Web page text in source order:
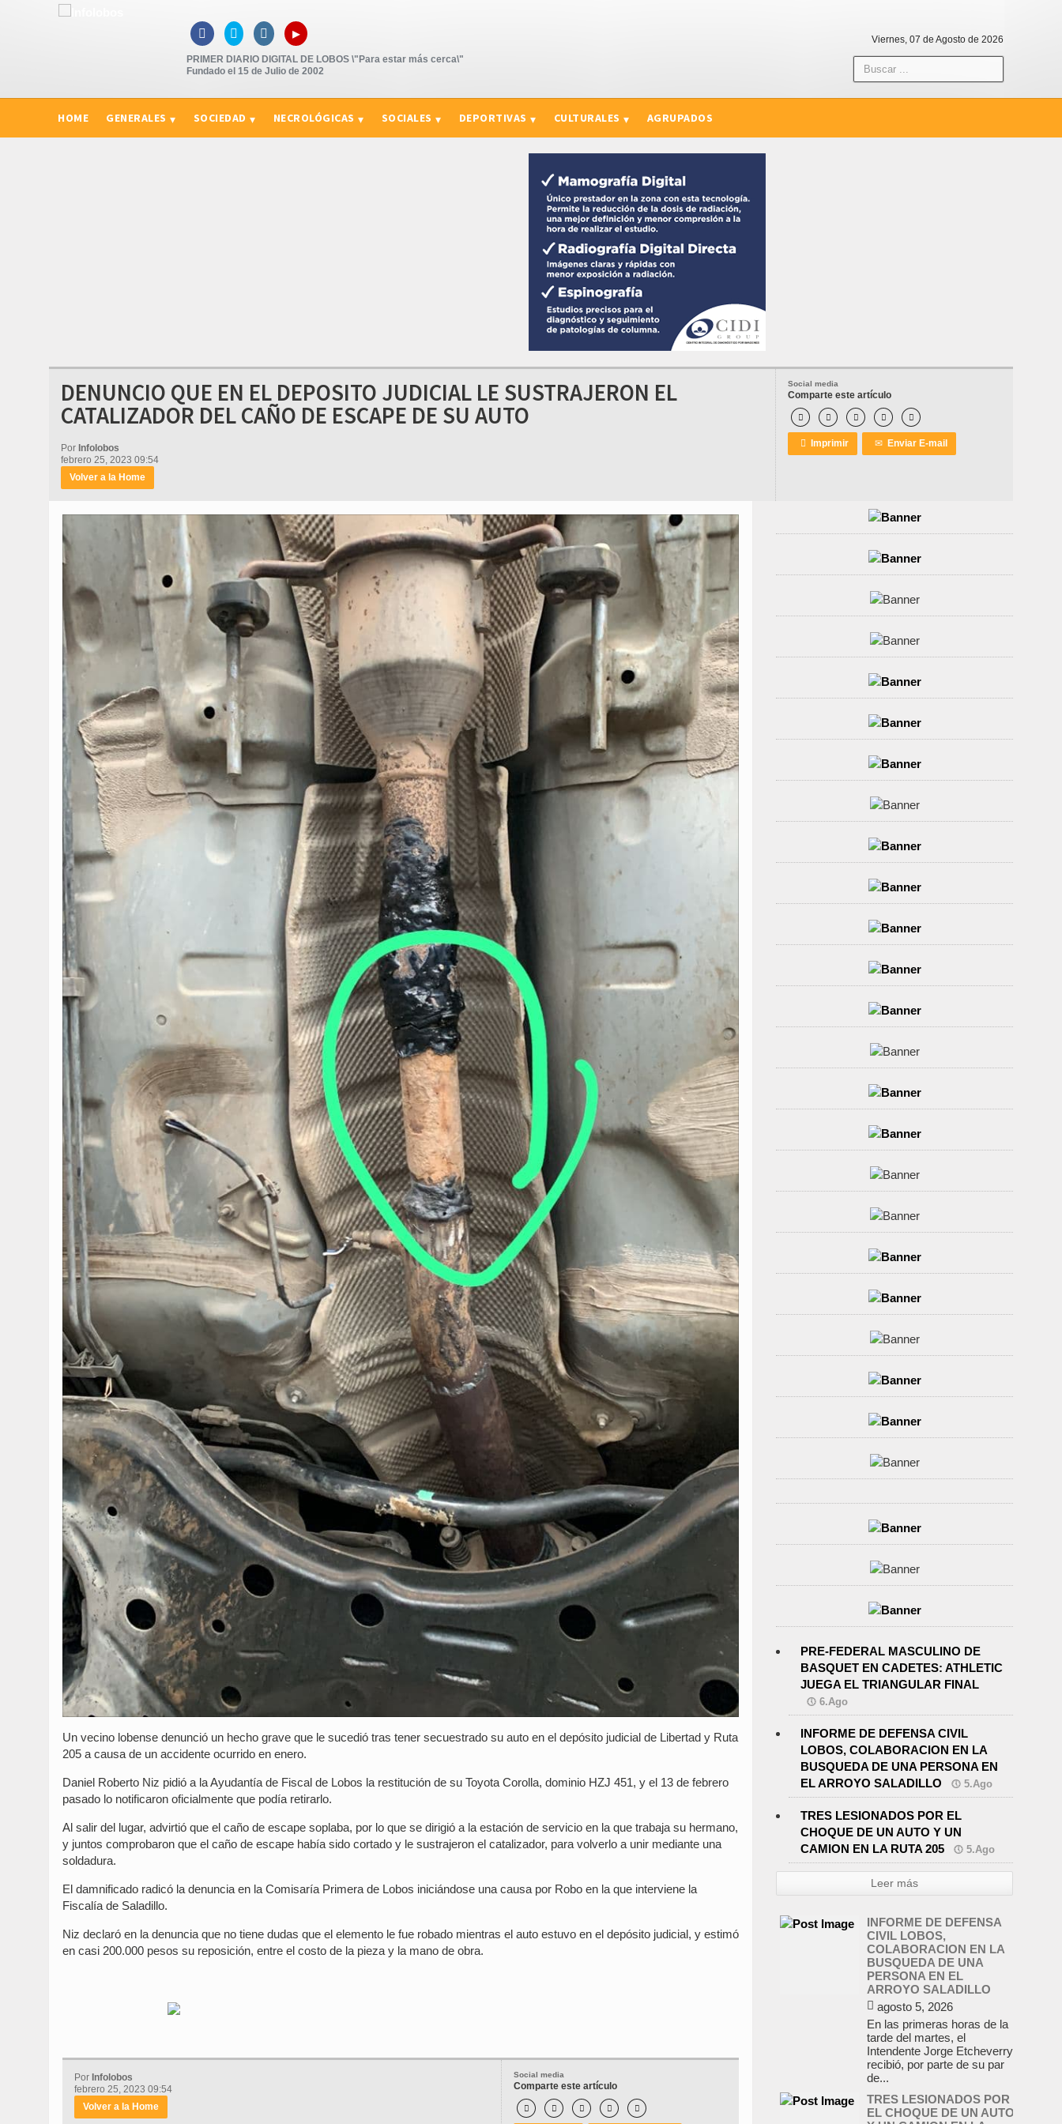
   ▸
PRIMER DIARIO DIGITAL DE LOBOS \"Para estar más cerca\"
Fundado el 15 de Julio de 2002
Viernes, 07 de Agosto de 2026
HOME GENERALES SOCIEDAD NECROLÓGICAS SOCIALES DEPORTIVAS CULTURALES AGRUPADOS
Social media
Comparte este artículo
    
 Imprimir ✉ Enviar E-mail
DENUNCIO QUE EN EL DEPOSITO JUDICIAL LE SUSTRAJERON EL
CATALIZADOR DEL CAÑO DE ESCAPE DE SU AUTO
Por Infolobos
febrero 25, 2023 09:54
Volver a la Home
Un vecino lobense denunció un hecho grave que le sucedió tras tener secuestrado su auto en el depósito judicial de Libertad y Ruta
205 a causa de un accidente ocurrido en enero.
Daniel Roberto Niz pidió a la Ayudantía de Fiscal de Lobos la restitución de su Toyota Corolla, dominio HZJ 451, y el 13 de febrero
pasado lo notificaron oficialmente que podía retirarlo.
Al salir del lugar, advirtió que el caño de escape soplaba, por lo que se dirigió a la estación de servicio en la que trabaja su hermano,
y juntos comprobaron que el caño de escape había sido cortado y le sustrajeron el catalizador, para volverlo a unir mediante una
soldadura.
El damnificado radicó la denuncia en la Comisaría Primera de Lobos iniciándose una causa por Robo en la que interviene la
Fiscalía de Saladillo.
Niz declaró en la denuncia que no tiene dudas que el elemento le fue robado mientras el auto estuvo en el depósito judicial, y estimó
en casi 200.000 pesos su reposición, entre el costo de la pieza y la mano de obra.
Social media
Comparte este artículo
    
Por Infolobos
febrero 25, 2023 09:54
Volver a la Home
PRE-FEDERAL MASCULINO DE
BASQUET EN CADETES: ATHLETIC
JUEGA EL TRIANGULAR FINAL
6.Ago
INFORME DE DEFENSA CIVIL
LOBOS, COLABORACION EN LA
BUSQUEDA DE UNA PERSONA EN
EL ARROYO SALADILLO
5.Ago
TRES LESIONADOS POR EL
CHOQUE DE UN AUTO Y UN
CAMION EN LA RUTA 205
5.Ago
Leer más
INFORME DE DEFENSA
CIVIL LOBOS,
COLABORACION EN LA
BUSQUEDA DE UNA
ARROYO SALADILLO
agosto 5, 2026
En las primeras horas de la
tarde del martes, el
Intendente Jorge Etcheverry
recibió, por parte de su par
de...
TRES LESIONADOS POR
EL CHOQUE DE UN AUTO
Y UN CAMION EN LA
RUTA 205
agosto 5, 2026
En el kilómetro 114 de la
Ruta Nacional 205, chocaron